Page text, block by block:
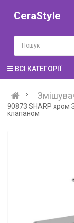
CeraStyle
ВСІ КАТЕГОРІЇ
90873 SHARP хром
клапаном